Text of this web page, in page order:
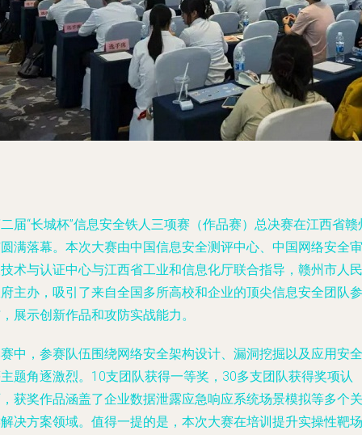
届“长城杯”信息安全铁人三项赛（作品赛）总决赛在江西省赣
满落幕。本次大赛由中国信息安全测评中心、中国网络安全审
术与认证中心与江西省工业和信息化厅联合指导，赣州市人民
主办，吸引了来自全国多所高校和企业的顶尖信息安全团队参
展示创新作品和攻防实战能力。
中，参赛队伍围绕网络安全架构设计、漏洞挖掘以及应用安全
题角逐激烈。10支团队获得一等奖，30多支团队获得奖项认
获奖作品涵盖了企业数据泄露应急响应系统场景模拟等多个关
决方案领域。值得一提的是，本次大赛在培训提升实操性靶场